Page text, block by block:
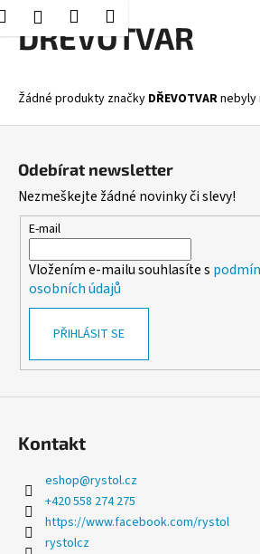
Přejít
HledatPřihlášení
Nákupní
košík
Menu
DŘEVOTVAR
Žádné produkty značky DŘEVOTVARnebyly
K
o
Zpět
Zpět
C
o
o
t
ř
e
b
u
n
j
t
?
Odebírat newsletter
Nezmeškejte žádné novinky či slevy!
E-mail
Vložením e-mailu souhlasíte s
osobních údajů
PŘIHLÁSIT SE
Kontakt
eshop@rystol.cz
+420 558 274 275
https://www.facebook.com/rystol
rystolcz